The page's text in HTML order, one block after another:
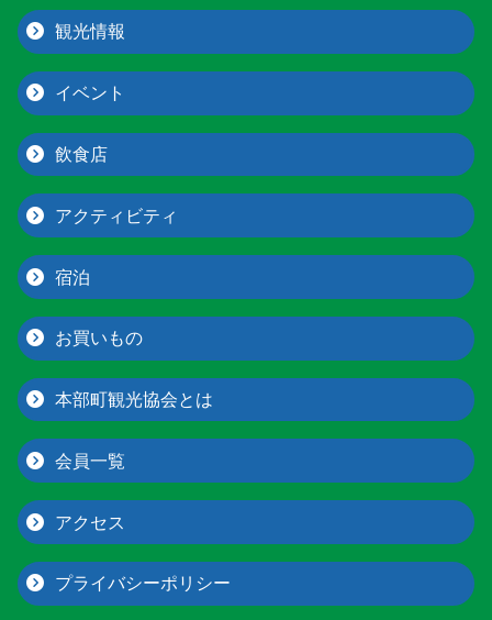
観光情報
イベント
飲食店
アクティビティ
宿泊
お買いもの
本部町観光協会とは
会員一覧
アクセス
プライバシーポリシー